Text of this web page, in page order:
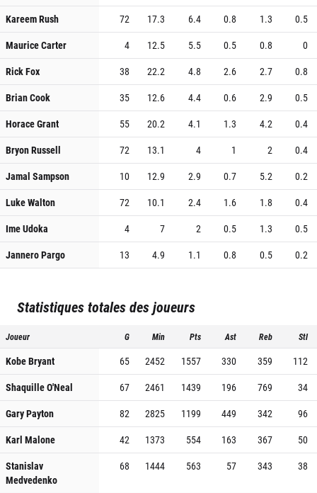
Kareem Rush
72 17.3 6.4 0.8 1.3
0.5
Maurice Carter
4 12.5 5.5 0.5 0.8
0
Rick Fox
38 22.2 4.8 2.6 2.7
0.8
Brian Cook
35 12.6 4.4 0.6 2.9
0.5
Horace Grant
55 20.2 4.1 1.3 4.2
0.4
Bryon Russell
72 13.1 4 1 2
0.4
Jamal Sampson
10 12.9 2.9 0.7 5.2
0.2
Luke Walton
72 10.1 2.4 1.6 1.8
0.4
Ime Udoka
4 7 2 0.5 1.3
0.5
Jannero Pargo
13 4.9 1.1 0.8 0.5 0.2
Statistiques totales des joueurs
Joueur G Min Pts Ast Reb Stl
Kobe Bryant 65 2452 1557 330 359
112
Shaquille O'Neal
67 2461 1439 196 769
34
Gary Payton
82 2825 1199 449 342
96
Karl Malone
42 1373 554 163 367
50
Stanislav
Medvedenko
68 1444 563 57 343 38